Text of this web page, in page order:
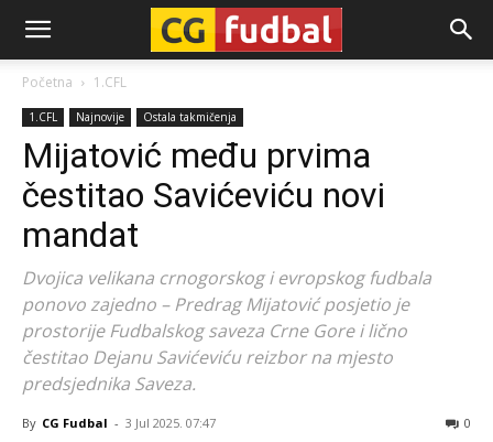
CG-
Fudbal
Početna 1.CFL
1.CFL Najnovije Ostala takmičenja
Mijatović među prvima
čestitao Savićeviću novi
mandat
Dvojica velikana crnogorskog i evropskog fudbala
ponovo zajedno – Predrag Mijatović posjetio je
prostorije Fudbalskog saveza Crne Gore i lično
čestitao Dejanu Savićeviću reizbor na mjesto
predsjednika Saveza.
By CG Fudbal - 3 Jul 2025. 07:47 0